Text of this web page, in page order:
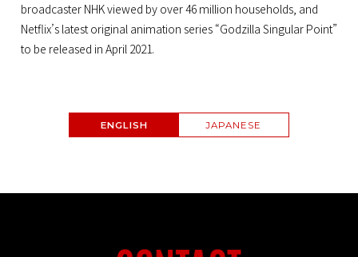
broadcaster NHK viewed by over 46 million households, and
Netflix’s latest original animation series “Godzilla Singular Point”
to be released in April 2021.
ENGLISH JAPANESE